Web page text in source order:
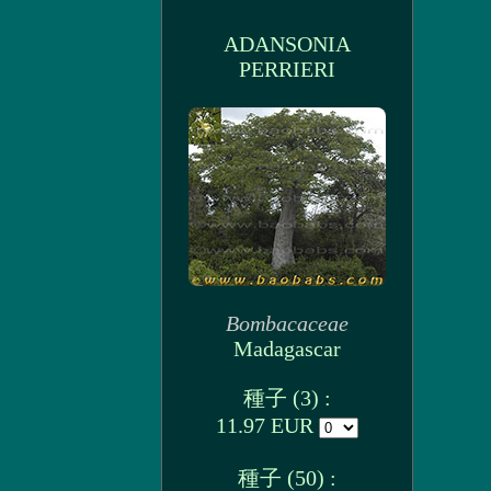
ADANSONIA
PERRIERI
Bombacaceae
Madagascar
種子 (3) :
11.97 EUR
種子 (50) :